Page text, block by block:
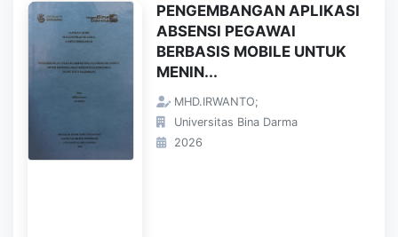
PENGEMBANGAN APLIKASI
ABSENSI PEGAWAI
BERBASIS MOBILE UNTUK
MENIN...
MHD.IRWANTO;
Universitas Bina Darma
2026